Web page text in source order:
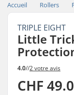
Accueil Rollers
TRIPLE EIGHT
Little
4.0//2 votre avis
CHF